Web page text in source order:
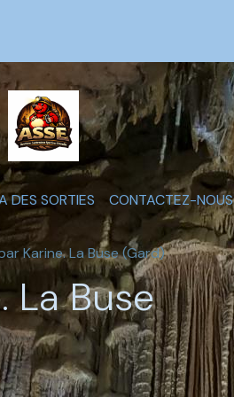
DES SORTIES CONTACTEZ-NOUS
Karine. La Buse (Gard)
La Buse